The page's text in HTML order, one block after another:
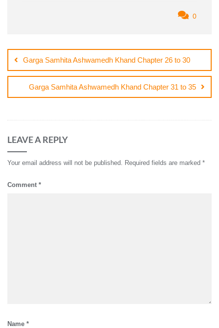
0
navigation
Garga Samhita Ashwamedh Khand Chapter 26 to 30
Garga Samhita Ashwamedh Khand Chapter 31 to 35
LEAVE A REPLY
Your email address will not be published. Required fields are marked *
Comment *
Name *